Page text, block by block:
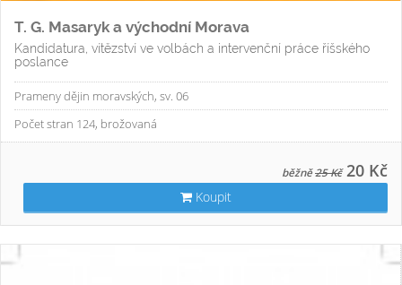
T. G. Masaryk a východní Morava
Kandidatura, vítězství ve volbách a intervenční práce říšského
poslance
Prameny dějin moravských, sv. 06
Počet stran 124, brožovaná
běžně25 Kč 20 Kč
Koupit